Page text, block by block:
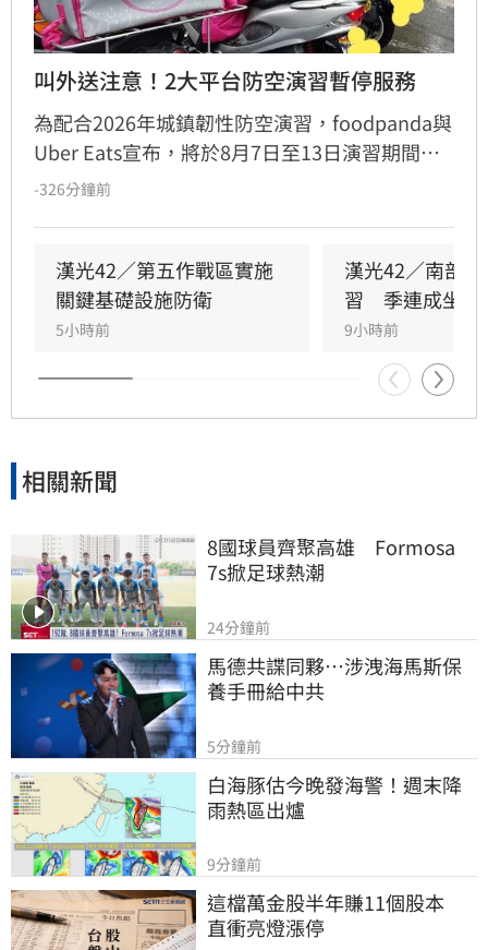
叫外送注意！2大平台防空演習暫停服務
為配合2026年城鎮韌性防空演習，foodpanda與
Uber Eats宣布，將於8月7日至13日演習期間暫
停全台各區域的外送與自取服務。兩大平台皆會
-326分鐘前
漢光42／第五作戰區實施
關鍵基礎設施防衛
5小時前
漢光42／南部
習　季連成坐鎮
9小時前
相關新聞
8國球員齊聚高雄　Formosa
7s掀足球熱潮
24分鐘前
馬德共諜同夥…涉洩海馬斯保
養手冊給中共
5分鐘前
白海豚估今晚發海警！週末降
雨熱區出爐
9分鐘前
這檔萬金股半年賺11個股本
直衝亮燈漲停